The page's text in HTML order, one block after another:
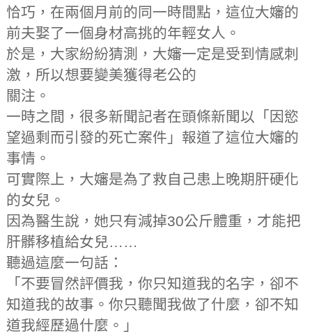
恰巧，在兩個月前的同一時間點，這位大嬸的
前夫娶了一個身材高挑的年輕女人。
於是，大家紛紛猜測，大嬸一定是受到情感刺
激，所以想要變美獲得老公的
關注。
一時之間，很多新聞記者在頭條新聞以「因慾
望過剩而引發的死亡案件」報道了這位大嬸的
事情。
可實際上，大嬸是為了救自己患上晚期肝硬化
的女兒。
因為醫生說，她只有減掉30公斤體重，才能把
肝髒移植給女兒……
聽過這麼一句話：
「不要冒然評價我，你只知道我的名字，卻不
知道我的故事。你只聽聞我做了什麼，卻不知
道我經歷過什麼。」